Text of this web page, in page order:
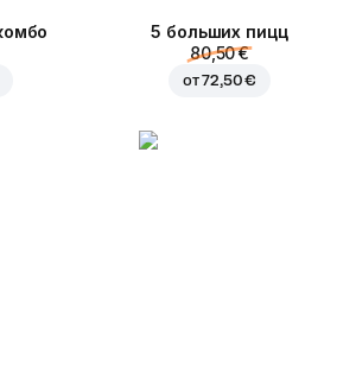
5 больших пицц
80,50 €
от72,50 €